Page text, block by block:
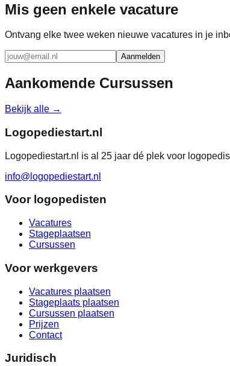
Mis geen enkele vacature
Ontvang elke twee weken nieuwe vacatures in je
Aanmelden
Aankomende Cursussen
Bekijk alle →
Logopediestart.nl
Logopediestart.nl is al 25 jaar dé plek voor
info@logopediestart.nl
Voor logopedisten
Vacatures
Stageplaatsen
Cursussen
Voor werkgevers
Vacatures plaatsen
Stageplaats plaatsen
Cursussen plaatsen
Prijzen
Contact
Juridisch